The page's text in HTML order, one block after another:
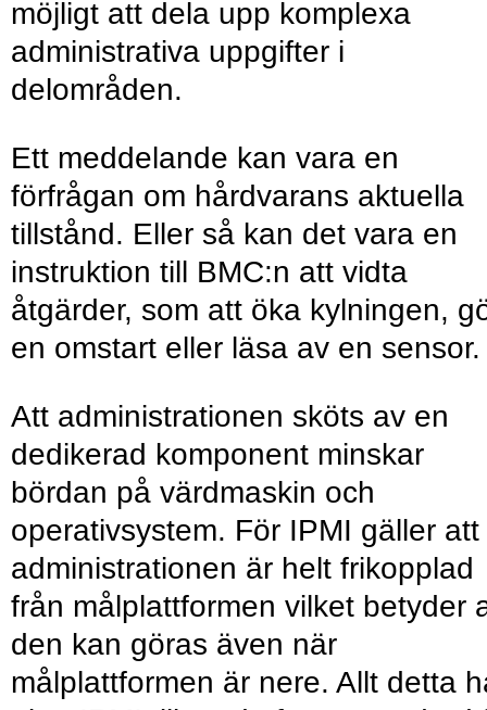
möjligt att dela upp komplexa
administrativa uppgifter i
delområden.
Ett meddelande kan vara en
förfrågan om hårdvarans aktuella
tillstånd. Eller så kan det vara en
instruktion till BMC:n att vidta
åtgärder, som att öka kylningen,
en omstart eller läsa av en sensor.
Att administrationen sköts av en
dedikerad komponent minskar
bördan på värdmaskin och
operativsystem. För IPMI gäller att
administrationen är helt frikopplad
från målplattformen vilket betyder
den kan göras även när
målplattformen är nere. Allt detta